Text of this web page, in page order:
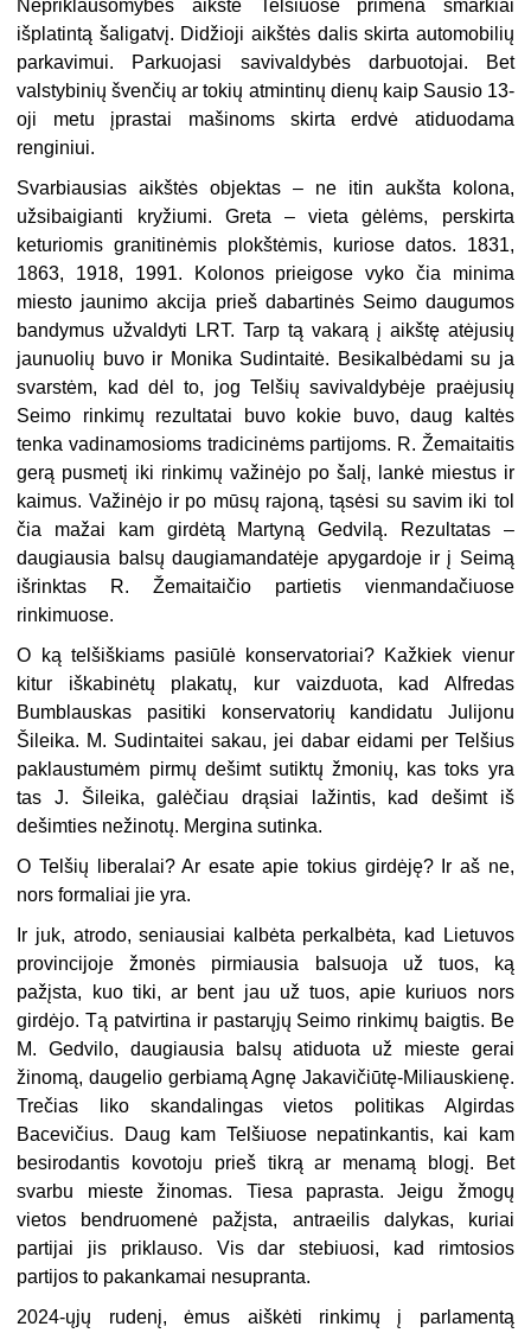
Nepriklausomybės aikštė Telšiuose primena smarkiai
išplatintą šaligatvį. Didžioji aikštės dalis skirta automobilių
parkavimui. Parkuojasi savivaldybės darbuotojai. Bet
valstybinių švenčių ar tokių atmintinų dienų kaip Sausio 13-
oji metu įprastai mašinoms skirta erdvė atiduodama
renginiui.
Svarbiausias aikštės objektas – ne itin aukšta kolona,
užsibaigianti kryžiumi. Greta – vieta gėlėms, perskirta
keturiomis granitinėmis plokštėmis, kuriose datos. 1831,
1863, 1918, 1991. Kolonos prieigose vyko čia minima
miesto jaunimo akcija prieš dabartinės Seimo daugumos
bandymus užvaldyti LRT. Tarp tą vakarą į aikštę atėjusių
jaunuolių buvo ir Monika Sudintaitė. Besikalbėdami su ja
svarstėm, kad dėl to, jog Telšių savivaldybėje praėjusių
Seimo rinkimų rezultatai buvo kokie buvo, daug kaltės
tenka vadinamosioms tradicinėms partijoms. R. Žemaitaitis
gerą pusmetį iki rinkimų važinėjo po šalį, lankė miestus ir
kaimus. Važinėjo ir po mūsų rajoną, tąsėsi su savim iki tol
čia mažai kam girdėtą Martyną Gedvilą. Rezultatas –
daugiausia balsų daugiamandatėje apygardoje ir į Seimą
išrinktas R. Žemaitaičio partietis vienmandačiuose
rinkimuose.
O ką telšiškiams pasiūlė konservatoriai? Kažkiek vienur
kitur iškabinėtų plakatų, kur vaizduota, kad Alfredas
Bumblauskas pasitiki konservatorių kandidatu Julijonu
Šileika. M. Sudintaitei sakau, jei dabar eidami per Telšius
paklaustumėm pirmų dešimt sutiktų žmonių, kas toks yra
tas J. Šileika, galėčiau drąsiai lažintis, kad dešimt iš
dešimties nežinotų. Mergina sutinka.
O Telšių liberalai? Ar esate apie tokius girdėję? Ir aš ne,
nors formaliai jie yra.
Ir juk, atrodo, seniausiai kalbėta perkalbėta, kad Lietuvos
provincijoje žmonės pirmiausia balsuoja už tuos, ką
pažįsta, kuo tiki, ar bent jau už tuos, apie kuriuos nors
girdėjo. Tą patvirtina ir pastarųjų Seimo rinkimų baigtis. Be
M. Gedvilo, daugiausia balsų atiduota už mieste gerai
žinomą, daugelio gerbiamą Agnę Jakavičiūtę-Miliauskienę.
Trečias liko skandalingas vietos politikas Algirdas
Bacevičius. Daug kam Telšiuose nepatinkantis, kai kam
besirodantis kovotoju prieš tikrą ar menamą blogį. Bet
svarbu mieste žinomas. Tiesa paprasta. Jeigu žmogų
vietos bendruomenė pažįsta, antraeilis dalykas, kuriai
partijai jis priklauso. Vis dar stebiuosi, kad rimtosios
partijos to pakankamai nesupranta.
2024-ųjų rudenį, ėmus aiškėti rinkimų į parlamentą